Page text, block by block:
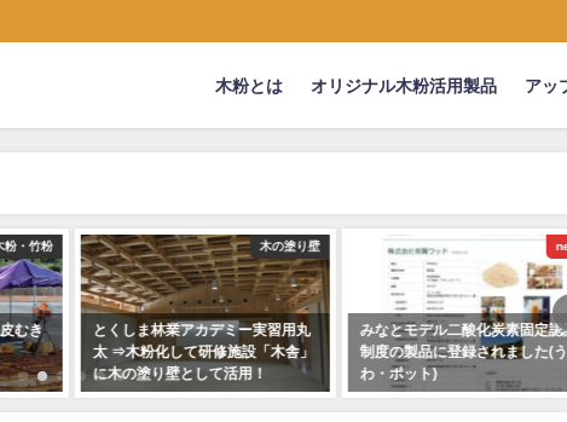
木粉とは オリジナル木粉活用製品 アッ
の塗り壁
用丸
舎」
news
みなとモデル二酸化炭素固定認証
制度の製品に登録されました(うち
わ・ポット)
木粉・
【パウダー加工の依頼対応】木
粉・竹粉/おが粉・チップなど
加工の受託について